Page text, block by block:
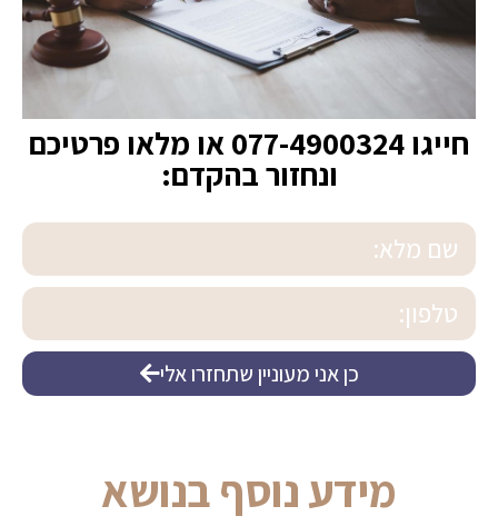
חייגו077-4900324או מלאו פרטיכם
ונחזור בהקדם:
כן אני מעוניין שתחזרו אלי
מידע נוסף בנושא